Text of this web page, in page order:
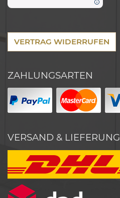
VERTRAG WIDERRUFEN
ZAHLUNGSARTEN
VERSAND & LIEFERUNG